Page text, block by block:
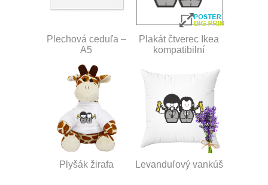
Plechová ceduľa –
A5
Plakát čtverec Ikea
kompatibilní
Plyšák žirafa Levanduľový vankúš